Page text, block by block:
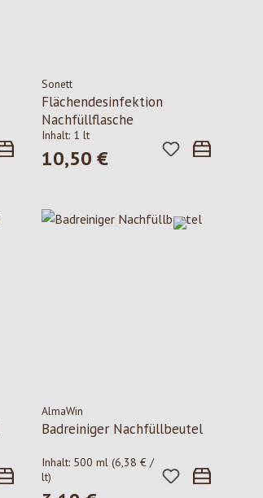
Sonett
Flächendesinfektion
Nachfüllflasche
Inhalt: 1 lt
Regulärer Preis:
10,50 €
AlmaWin
Badreiniger Nachfüllbeutel
Inhalt: 500 ml (6,38 € /
lt)